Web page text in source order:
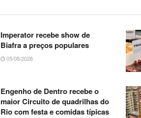
Imperator recebe show de
Biafra a preços populares
05/08/2026
Engenho de Dentro recebe o
maior Circuito de quadrilhas do
Rio com festa e comidas típicas